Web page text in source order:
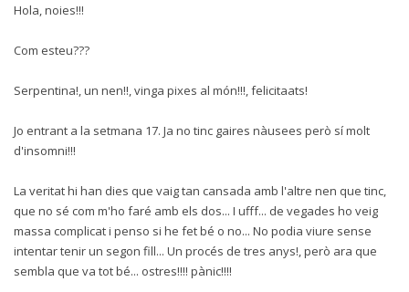
Hola, noies!!!
Com esteu???
Serpentina!, un nen!!, vinga pixes al món!!!, felicitaats!
Jo entrant a la setmana 17. Ja no tinc gaires nàusees però sí molt
d'insomni!!!
La veritat hi han dies que vaig tan cansada amb l'altre nen que tinc,
que no sé com m'ho faré amb els dos... I ufff... de vegades ho veig
massa complicat i penso si he fet bé o no... No podia viure sense
intentar tenir un segon fill... Un procés de tres anys!, però ara que
sembla que va tot bé... ostres!!!! pànic!!!!